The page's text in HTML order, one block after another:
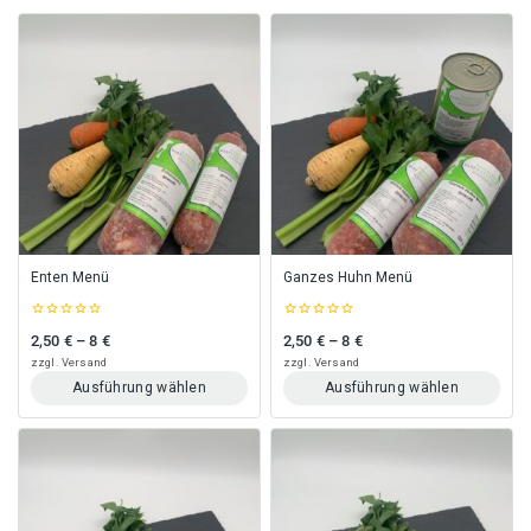
Enten Menü
out
of
2,50 € –8 €Preisspanne: 2,50 € bis 8 €
zzgl. Versand
Ausführung wählen
Dieses
Ganzes Huhn Menü
out
of
2,50 € –8 €Preisspanne: 2,50 € bis 8 €
zzgl. Versand
Ausführung wählen
Dieses